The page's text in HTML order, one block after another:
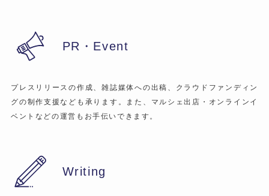
PR・Event
プレスリリースの作成、雑誌媒体への出稿、クラウドファンディン
グの制作支援なども承ります。また、マルシェ出店・オンラインイ
ベントなどの運営もお手伝いできます。
Writing